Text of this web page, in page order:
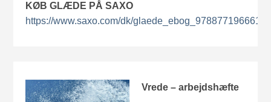
KØB GLÆDE PÅ SAXO
https://www.saxo.com/dk/glaede_ebog_9788771966619
Vrede – arbejdshæfte